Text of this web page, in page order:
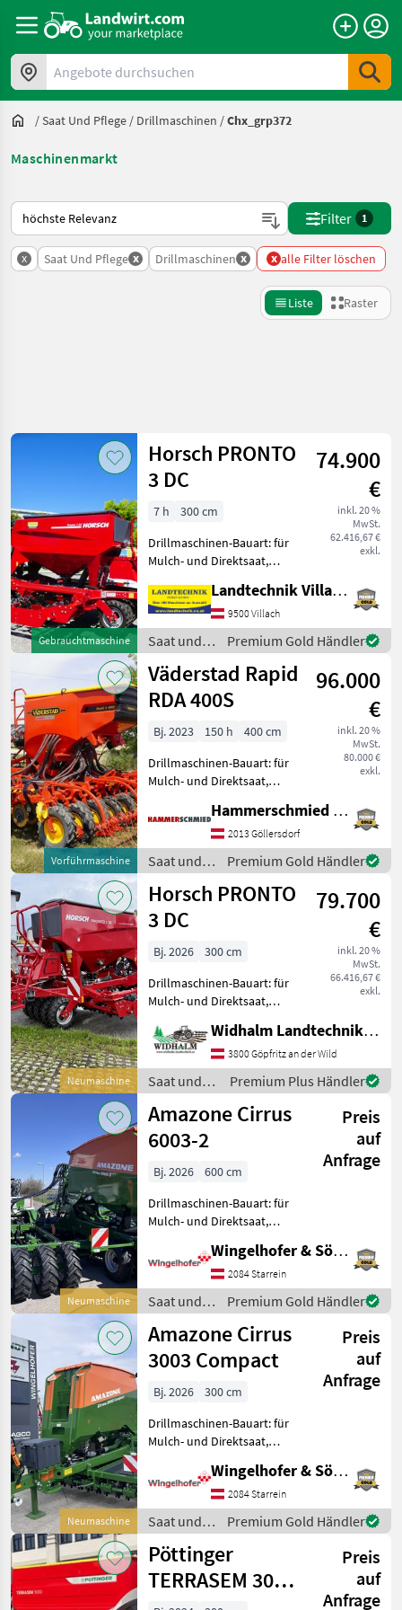
Angebote durchsuchen
/Saat Und Pflege / Drillmaschinen /Chx_grp372
Maschinenmarkt
So wird auf Landwirt.com sortiert
Filter 1
x Saat Und Pflege x Drillmaschinen x x alle Filter löschen
Liste Raster
Kategorie 3 Land Filter
AKTUELLER
PFAD
Landtechnik
Saat
Und
Pflege
Drillmaschinen
WÄHLEN
Horsch
6
Amazone
4
Pöttinger
2
Väderstad
2
MARKTPLATZ
Marktplatz Händlerangebote
Zurücksetzen
15
anzeigen
Gebrauchtmaschine
Horsch PRONTO
3 DC
74.900
€
inkl. 20 %
MwSt.
62.416,67 €
exkl.
7 h
300 cm
Drillmaschinen-Bauart: für
Mulch- und Direktsaat,
Zweischeibenschare,
Extrastriegel,
Fahrgassenschaltung,
Fahrwerk, hydr.
Schardruckverstellung,
Zwischenreifen
Landtechnik Villach GmbH
9500 Villach
Saat und
Pflege /
Horsch
Premium Gold Händler
Vorführmaschine
Väderstad Rapid
RDA 400S
96.000
€
inkl. 20 %
MwSt.
80.000 €
exkl.
Bj. 2023 150 h
400 cm
Drillmaschinen-Bauart: für
Mulch- und Direktsaat,
Einscheibenschare,
Extrastriegel,
Fahrgassenschaltung,
Fahrwerk, hydr.
Saatmengenverstellung,
hydr. Schardruc
Hammerschmied GmbH
2013 Göllersdorf
Saat und
Pflege /
Väderstad
Premium Gold Händler
Neumaschine
Horsch PRONTO
3 DC
79.700
€
inkl. 20 %
MwSt.
66.416,67 €
exkl.
Bj. 2026
300 cm
Drillmaschinen-Bauart: für
Mulch- und Direktsaat,
Zweischeibenschare,
Fahrgassenschaltung,
Fahrwerk, Spuranreisser,
Zwischenreifenpacker
Ausstattung: - ISO
Widhalm Landtechnik GmbH
3800 Göpfritz an der Wild
Saat und
Pflege /
Horsch
Premium Plus Händler
Neumaschine
Amazone Cirrus
6003-2
Preis
auf
Anfrage
Bj. 2026
600 cm
Drillmaschinen-Bauart: für
Mulch- und Direktsaat,
Zweischeibenschare,
Extrastriegel,
Fahrgassenschaltung,
Fahrwerk,
Zwischenreifenpacker -
Anhängesäkombinatio
Wingelhofer & Söhne GmbH
2084 Starrein
Saat und
Pflege /
Amazone
Premium Gold Händler
Neumaschine
Amazone Cirrus
3003 Compact
Preis
auf
Anfrage
Bj. 2026
300 cm
Drillmaschinen-Bauart: für
Mulch- und Direktsaat,
Zweischeibenschare,
Extrastriegel,
Fahrgassenschaltung,
Fahrwerk, hydr.
Schardruckverstellung,
Zwischenreifen
Wingelhofer & Söhne GmbH
2084 Starrein
Saat und
Pflege /
Amazone
Premium Gold Händler
Pöttinger
TERRASEM 3000
Preis
auf
Anfrage